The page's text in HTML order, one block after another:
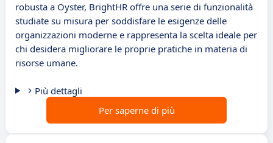
robusta a Oyster, BrightHR offre una serie di funzionalità
studiate su misura per soddisfare le esigenze delle
organizzazioni moderne e rappresenta la scelta ideale per
chi desidera migliorare le proprie pratiche in materia di
risorse umane.
Più dettagli
Per saperne di più